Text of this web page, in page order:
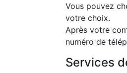
Vous pouvez
votre choix.
Après votre
numéro de
Services